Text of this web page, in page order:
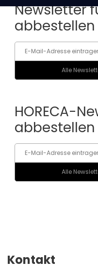
Newsletter
abbestellen
HORECA-
abbestellen
Kontakt